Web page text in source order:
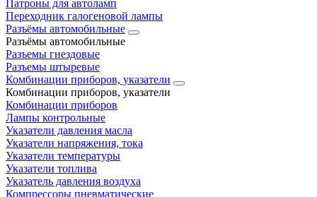
Патроны для автоламп
Переходник галогеновой лампы
Разъёмы автомобильные
Разъёмы автомобильные
Разъемы гнездовые
Разъемы штыревые
Комбинации приборов, указатели
Комбинации приборов, указатели
Комбинации приборов
Лампы контрольные
Указатели давления масла
Указатели напряжения, тока
Указатели температуры
Указатели топлива
Указатель давления воздуха
Компрессоры пневматические